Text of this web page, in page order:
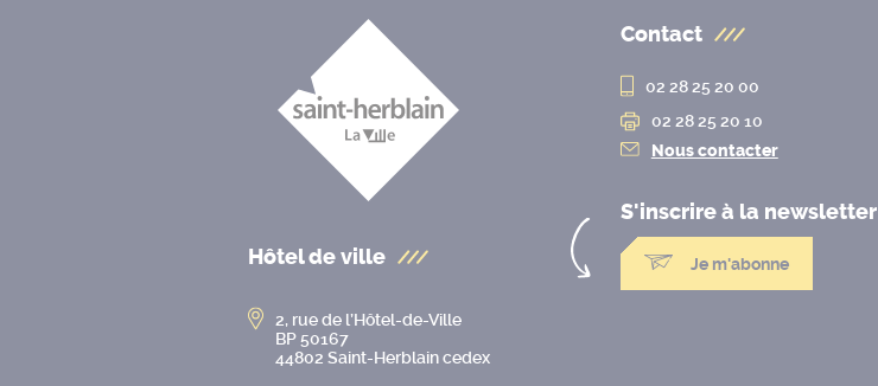
Hôtel de ville
2, rue de l’Hôtel-de-Ville
BP 50167
44802 Saint-Herblain cedex
Contact
02 28 25 20 00
02 28 25 20 10
Nous contacter
S'inscrire à la newsletter
Je m'abonne